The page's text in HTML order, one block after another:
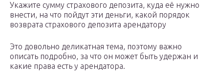
Укажите сумму страхового депозита, куда её нужно
внести, на что пойдут эти деньги, какой порядок
возврата страхового депозита арендатору
Это довольно деликатная тема, поэтому важно
описать подробно, за что он может быть удержан и
какие права есть у арендатора.